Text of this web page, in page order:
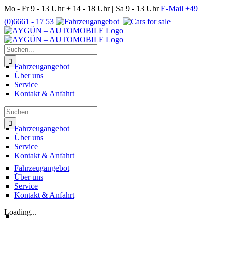
Zum
Inhalt
springen
Mo - Fr 9 - 13 Uhr + 14 - 18 Uhr | Sa 9 - 13 Uhr E-Mail +49
(0)6661 - 17 53
Suche
nach:
Fahrzeugangebot
Über uns
Service
Kontakt & Anfahrt
Suche
nach:
Fahrzeugangebot
Über uns
Service
Kontakt & Anfahrt
Fahrzeugangebot
Über uns
Service
Kontakt & Anfahrt
Loading...